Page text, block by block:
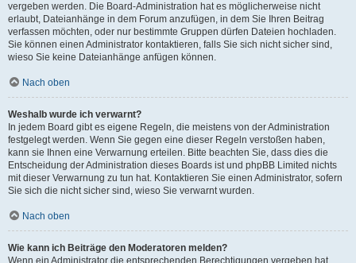
vergeben werden. Die Board-Administration hat es möglicherweise nicht
erlaubt, Dateianhänge in dem Forum anzufügen, in dem Sie Ihren Beitrag
verfassen möchten, oder nur bestimmte Gruppen dürfen Dateien hochladen.
Sie können einen Administrator kontaktieren, falls Sie sich nicht sicher sind,
wieso Sie keine Dateianhänge anfügen können.
Nach oben
Weshalb wurde ich verwarnt?
In jedem Board gibt es eigene Regeln, die meistens von der Administration
festgelegt werden. Wenn Sie gegen eine dieser Regeln verstoßen haben,
kann sie Ihnen eine Verwarnung erteilen. Bitte beachten Sie, dass dies die
Entscheidung der Administration dieses Boards ist und phpBB Limited nichts
mit dieser Verwarnung zu tun hat. Kontaktieren Sie einen Administrator, sofern
Sie sich die nicht sicher sind, wieso Sie verwarnt wurden.
Nach oben
Wie kann ich Beiträge den Moderatoren melden?
Wenn ein Administrator die entsprechenden Berechtigungen vergeben hat,